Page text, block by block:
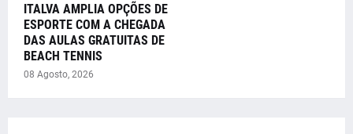
ITALVA AMPLIA OPÇÕES DE
ESPORTE COM A CHEGADA
DAS AULAS GRATUITAS DE
BEACH TENNIS
08 Agosto, 2026